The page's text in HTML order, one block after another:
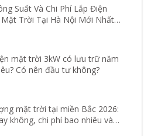
Suất Và Chi Phí Lắp Điện
Trời Tại Hà Nội Mới Nhất
mặt trời 3kW có lưu trữ năm
Có nên đầu tư không?
mặt trời tại miền Bắc 2026:
không, chi phí bao nhiêu và